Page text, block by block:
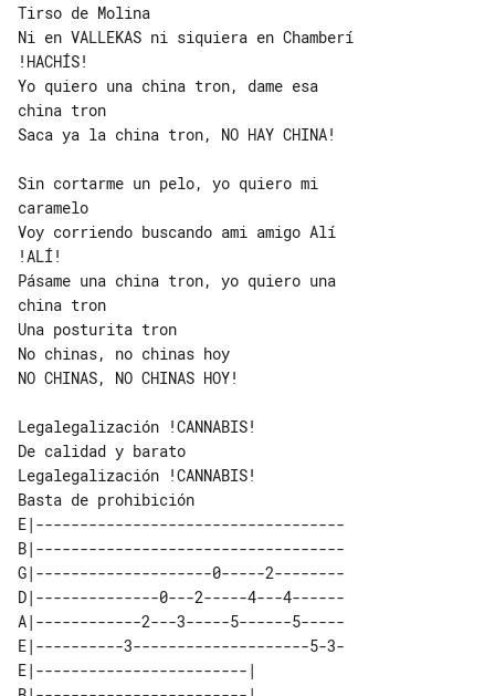
Tirso de Molina
Ni en VALLEKAS ni siquiera en Chamberí
Yo quiero una china tron, dame esa
china tron
Saca ya la china tron, NO HAY CHINA!
Sin cortarme un pelo, yo quiero mi
caramelo
Voy corriendo buscando ami amigo Alí
!ALÍ!
Pásame una china tron, yo quiero una
china tron
Una posturita tron
No chinas, no chinas hoy
NO CHINAS, NO CHINAS HOY!
Legalegalización !CANNABIS!
De calidad y barato
Legalegalización !CANNABIS!
E|-----------------------------------
B|-----------------------------------
G|--------------------0-----2--------
D|--------------0---2-----4---4------
A|------------2---3-----5------5-----
E|----------3--------------------5-3-
E|------------------------|